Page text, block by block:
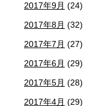
2017年9月 (24)
2017年8月 (32)
2017年7月 (27)
2017年6月 (29)
2017年5月 (28)
2017年4月 (29)